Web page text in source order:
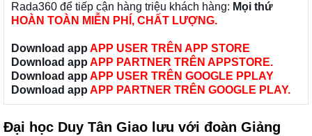
Rada360 để tiếp cận hàng triệu khách hàng: Mọi thứ
HOÀN TOÀN MIỄN PHÍ, CHẤT LƯỢNG.
Download app APP USER TRÊN APP STORE
Download app APP PARTNER TRÊN APPSTORE.
Download app APP USER TRÊN GOOGLE PPLAY
Download app APP PARTNER TRÊN GOOGLE PLAY.
Đại học Duy Tân Giao lưu với đoàn Giảng